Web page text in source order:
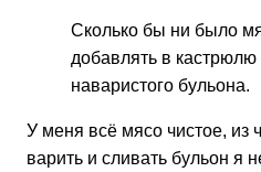
Сколько бы ни было
добавлять в кастрюлю
наваристого бульона.
У меня всё мясо чистое, из
варить и сливать бульон я